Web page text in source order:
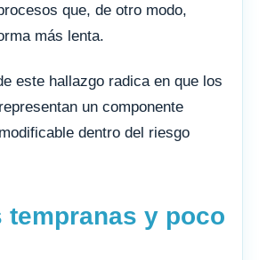
que, de otro modo,
más lenta.
este hallazgo radica en que los
un componente
dentro del riesgo
tempranas y poco